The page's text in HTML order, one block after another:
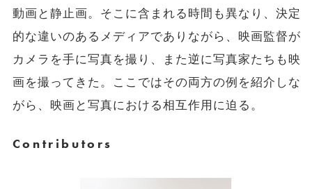
動画と静止画。そこに含まれる時間も異なり、決定
的な違いのあるメディアでありながら、映画監督が
カメラを手に写真を撮り、また逆に写真家たちも映
画を撮ってきた。ここではその両方の例を紹介しな
がら、映画と写真における相互作用に迫る。
Contributors